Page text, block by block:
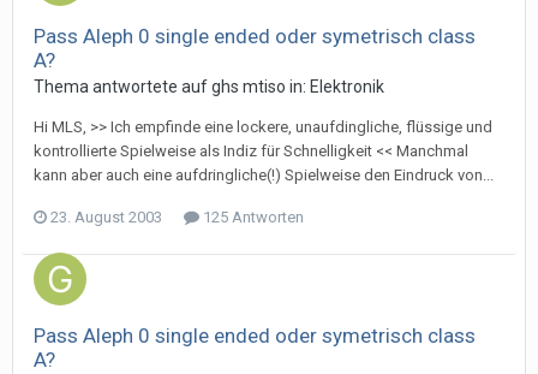
Pass Aleph 0 single ended oder symetrisch class
A?
Thema antwortete aufghs mtiso in: Elektronik
Hi MLS, >> Ich empfinde eine lockere, unaufdingliche, flüssige und
kontrollierte Spielweise als Indiz für Schnelligkeit << Manchmal
kann aber auch eine aufdringliche(!) Spielweise den Eindruck von...
23. August 2003 125 Antworten
Pass Aleph 0 single ended oder symetrisch class
A?